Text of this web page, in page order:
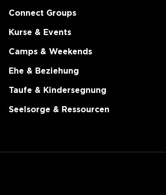
Connect Groups
Kurse & Events
Camps & Weekends
Ehe & Beziehung
Taufe & Kindersegnung
Seelsorge & Ressourcen